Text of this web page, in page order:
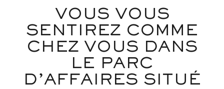
VOUS VOUS
SENTIREZ COMME
CHEZ VOUS DANS
LE PARC
D’AFFAIRES SITUÉ